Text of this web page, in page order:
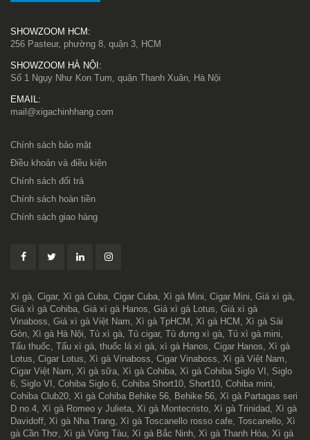
SHOWZOOM HCM:
256 Pasteur, phường 8, quận 3, HCM
SHOWZOOM HÀ NỘI:
Số 1 Ngụy Như Kon Tum, quận Thanh Xuân, Hà Nội
EMAIL:
mail@xigachinhhang.com
Chính sách bảo mật
Điều khoản và điều kiện
Chính sách đổi trả
Chính sách hoàn tiền
Chính sách giao hàng
Xì gà, Cigar, Xì gà Cuba, Cigar Cuba, Xì gà Mini, Cigar Mini, Giá xì gà,
Giá xì gà Cohiba, Giá xì gà Hanos, Giá xì gà Lotus, Giá xì gà
Vinaboss, Giá xì gà Việt Nam, Xì gà TpHCM, Xì gà HCM, Xì gà Sài
Gòn, Xì gà Hà Nội, Tủ xì gà, Tủ cigar, Tủ đựng xì gà, Tủ xì gà mini,
Tẩu thuốc, Tẩu xì gà, thuốc lá xì gà, xì gà Hanos, Cigar Hanos, Xì gà
Lotus, Cigar Lotus, Xì gà Vinaboss, Cigar Vinaboss, Xì gà Việt Nam,
Cigar Việt Nam, Xì gà sữa, Xì gà Cohiba, Xì gà Cohiba Siglo VI, Siglo
6, Siglo VI, Cohiba Siglo 6, Cohiba Short10, Short10, Cohiba mini,
Cohiba Club20, Xì gà Cohiba Behike 56, Behike 56, Xì gà Partagas seri
D no.4, Xì gà Romeo y Julieta, Xì gà Montecristo, Xì gà Trinidad, Xì gà
Davidoff, Xì gà Nha Trang, Xì gà Toscanello rosso cafe, Toscanello, Xì
gà Cần Thơ, Xì gà Vũng Tàu, Xì gà Bắc Ninh, Xì gà Thanh Hóa, Xì gà